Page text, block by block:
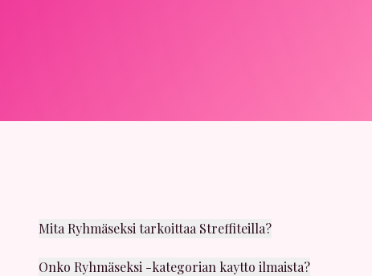
Mita Ryhmäseksi tarkoittaa Streffiteilla?
Onko Ryhmäseksi -kategorian kaytto ilmaista?